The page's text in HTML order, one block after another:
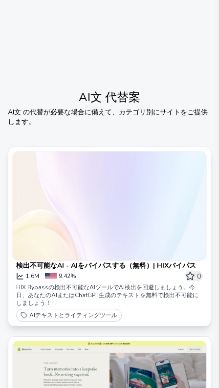
AI文 代替案
AI文 の代替が必要な場合に備えて、カテゴリ別にサイトをご提供
します。
検出不可能なAI - AIをバイパスする（無料）| HIXバイパス
1.6M 9.42% 0
HIX Bypassの検出不可能なAIツールでAI検出を回避しましょう。今
日、あなたのAIまたはChatGPT生成のテキストを無料で検出不可能に
しましょう！
AIテキストとライティングツール